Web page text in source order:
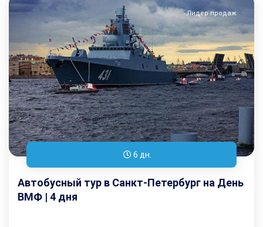
Лидер продаж
6 дн.
Автобусный тур в Санкт-Петербург на День
ВМФ | 4 дня